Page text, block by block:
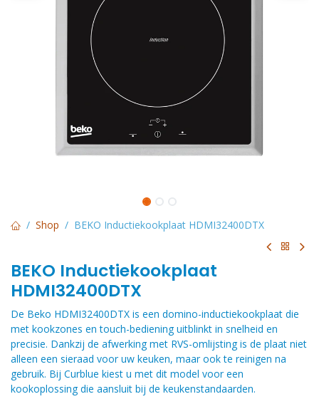
Shop BEKO Inductiekookplaat HDMI32400DTX
BEKO Inductiekookplaat
HDMI32400DTX
De Beko HDMI32400DTX is een domino-inductiekookplaat die
met kookzones en touch-bediening uitblinkt in snelheid en
precisie. Dankzij de afwerking met RVS-omlijsting is de plaat niet
alleen een sieraad voor uw keuken, maar ook te reinigen na
gebruik. Bij Curblue kiest u met dit model voor een
kookoplossing die aansluit bij de keukenstandaarden.